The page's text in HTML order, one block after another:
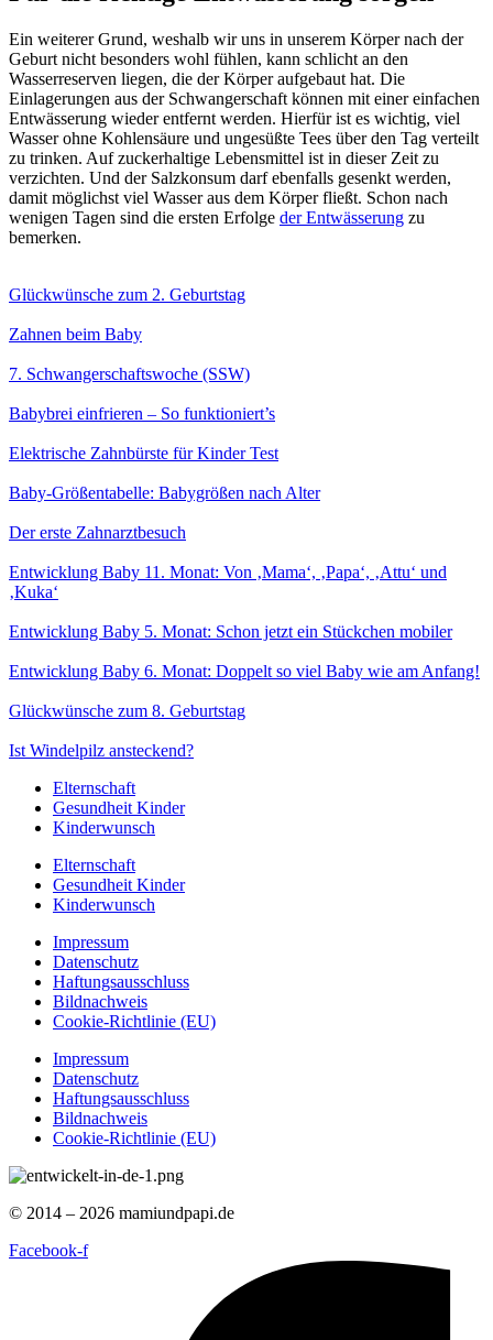
Ein weiterer Grund, weshalb wir uns in unserem Körper nach der
Geburt nicht besonders wohl fühlen, kann schlicht an den
Wasserreserven liegen, die der Körper aufgebaut hat. Die
Einlagerungen aus der Schwangerschaft können mit einer einfachen
Entwässerung wieder entfernt werden. Hierfür ist es wichtig, viel
Wasser ohne Kohlensäure und ungesüßte Tees über den Tag verteilt
zu trinken. Auf zuckerhaltige Lebensmittel ist in dieser Zeit zu
verzichten. Und der Salzkonsum darf ebenfalls gesenkt werden,
damit möglichst viel Wasser aus dem Körper fließt. Schon nach
wenigen Tagen sind die ersten Erfolge der Entwässerung zu
bemerken.
Glückwünsche zum 2. Geburtstag
Zahnen beim Baby
7. Schwangerschaftswoche (SSW)
Babybrei einfrieren – So funktioniert’s
Elektrische Zahnbürste für Kinder Test
Baby-Größentabelle: Babygrößen nach Alter
Der erste Zahnarztbesuch
Entwicklung Baby 11. Monat: Von ‚Mama‘, ‚Papa‘, ‚Attu‘ und
‚Kuka‘
Entwicklung Baby 5. Monat: Schon jetzt ein Stückchen mobiler
Entwicklung Baby 6. Monat: Doppelt so viel Baby wie am Anfang!
Glückwünsche zum 8. Geburtstag
Ist Windelpilz ansteckend?
Elternschaft
Gesundheit Kinder
Kinderwunsch
Elternschaft
Gesundheit Kinder
Kinderwunsch
Impressum
Datenschutz
Haftungsausschluss
Bildnachweis
Cookie-Richtlinie (EU)
Impressum
Datenschutz
Haftungsausschluss
Bildnachweis
Cookie-Richtlinie (EU)
© 2014 – 2026 mamiundpapi.de
Facebook-f